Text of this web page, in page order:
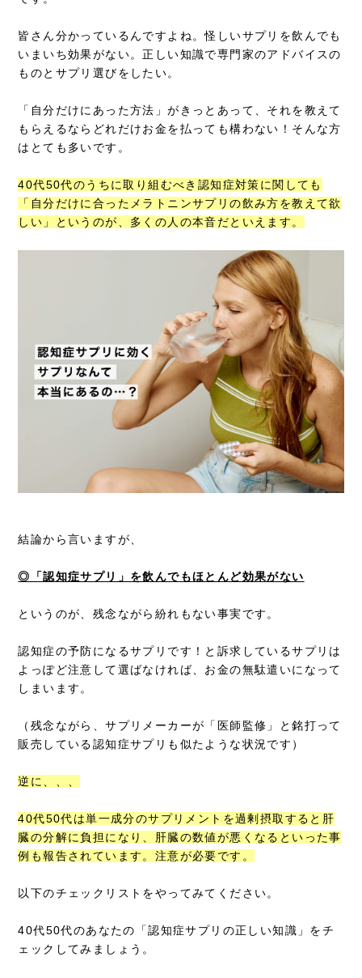
皆さん分かっているんですよね。怪しいサプリを飲んでも
いまいち効果がない。正しい知識で専門家のアドバイスの
ものとサプリ選びをしたい。
「自分だけにあった方法」がきっとあって、それを教えて
もらえるならどれだけお金を払っても構わない！そんな方
はとても多いです。
40代50代のうちに取り組むべき認知症対策に関しても
「自分だけに合ったメラトニンサプリの飲み方を教えて欲
しい」というのが、多くの人の本音だといえます。
結論から言いますが、
◎「認知症サプリ」を飲んでもほとんど効果がない
というのが、残念ながら紛れもない事実です。
認知症の予防になるサプリです！と訴求しているサプリは
よっぽど注意して選ばなければ、お金の無駄遣いになって
しまいます。
（残念ながら、サプリメーカーが「医師監修」と銘打って
販売している認知症サプリも似たような状況です）
逆に、、、
40代50代は単一成分のサプリメントを過剰摂取すると肝
臓の分解に負担になり、肝臓の数値が悪くなるといった事
例も報告されています。注意が必要です。
以下のチェックリストをやってみてください。
40代50代のあなたの「認知症サプリの正しい知識」をチ
ェックしてみましょう。